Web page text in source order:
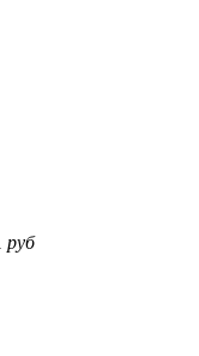
руб